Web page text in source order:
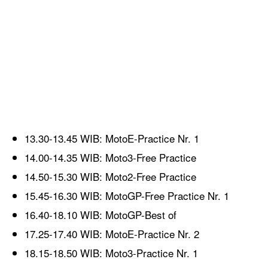
13.30-13.45 WIB: MotoE-Practice Nr. 1
14.00-14.35 WIB: Moto3-Free Practice
14.50-15.30 WIB: Moto2-Free Practice
15.45-16.30 WIB: MotoGP-Free Practice Nr. 1
16.40-18.10 WIB: MotoGP-Best of
17.25-17.40 WIB: MotoE-Practice Nr. 2
18.15-18.50 WIB: Moto3-Practice Nr. 1